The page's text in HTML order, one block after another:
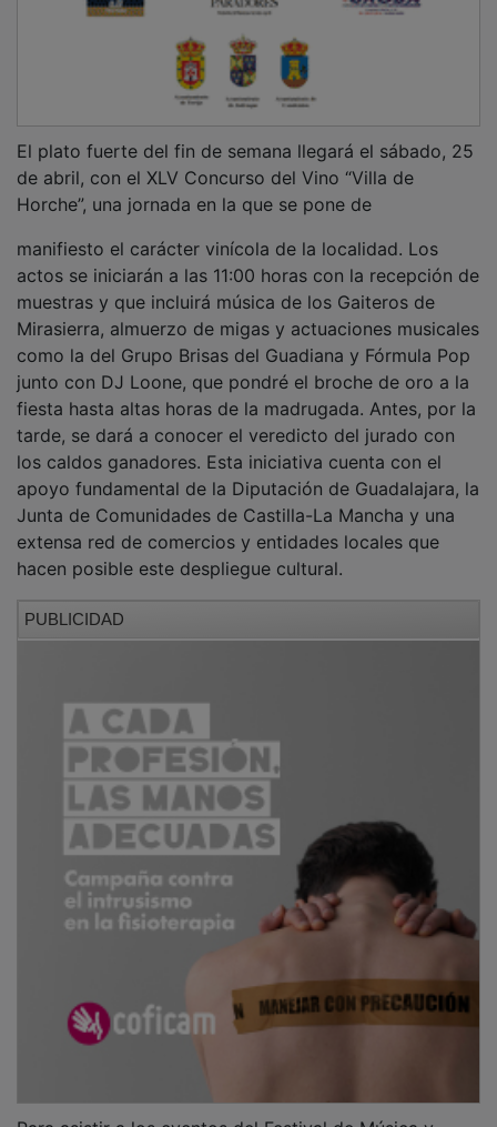
de abril, con el XLV Concurso del Vino “Villa de
Horche”, una jornada en la que se pone de
actos se iniciarán a las 11:00 horas con la recepción de
muestras y que incluirá música de los Gaiteros de
Mirasierra, almuerzo de migas y actuaciones musicales
como la del Grupo Brisas del Guadiana y Fórmula Pop
junto con DJ Loone, que pondré el broche de oro a la
fiesta hasta altas horas de la madrugada. Antes, por la
tarde, se dará a conocer el veredicto del jurado con
los caldos ganadores. Esta iniciativa cuenta con el
apoyo fundamental de la Diputación de Guadalajara, la
Junta de Comunidades de Castilla-La Mancha y una
extensa red de comercios y entidades locales que
hacen posible este despliegue cultural.